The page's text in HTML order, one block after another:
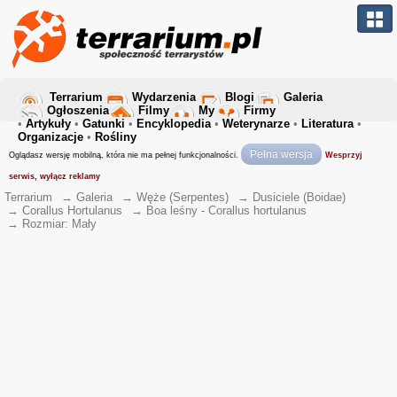
Terrarium Wydarzenia Blogi
Galeria
Ogłoszenia
Filmy My
Firmy
• Artykuły • Gatunki • Encyklopedia• Weterynarze • Literatura•
Organizacje • Rośliny
Oglądasz wersję mobilną, która nie ma pełnej funkcjonalności. Pełna wersja Wesprzyj
serwis, wyłącz reklamy
Terrarium → Galeria → Węże (Serpentes) → Dusiciele (Boidae)
→ Corallus Hortulanus → Boa leśny - Corallus hortulanus
→ Rozmiar: Mały